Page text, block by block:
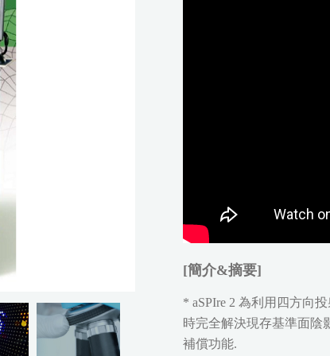
[簡介&摘要]
* aSPIre 2 為利用四方向
時完全解決現存基準面陰
補償功能.